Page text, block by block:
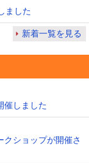
ました
新着一覧を見る
催しました
ショップが開催さ